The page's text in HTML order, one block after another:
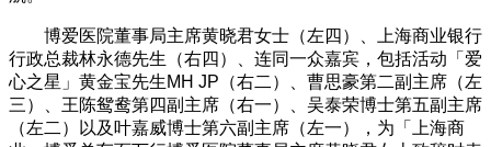
博爱医院董事局主席黄晓君女士（左四）、上海商业银行
行政总裁林永德先生（右四）、连同一众嘉宾，包括活动「爱
心之星」黄金宝先生MH JP（右二）、曹思豪第二副主席（左
三）、王陈鸳鸯第四副主席（右一）、吴泰荣博士第五副主席
（左二）以及叶嘉威博士第六副主席（左一），为「上海商